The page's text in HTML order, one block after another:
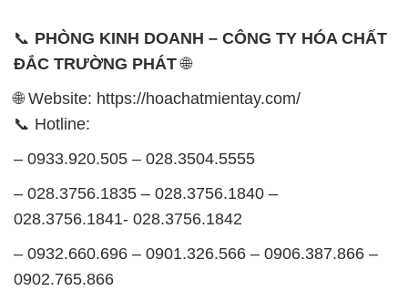
📞 PHÒNG KINH DOANH – CÔNG TY HÓA CHẤT
ĐẮC TRƯỜNG PHÁT🌐
🌐 Website: https://hoachatmientay.com/
📞 Hotline:
– 0933.920.505 – 028.3504.5555
– 028.3756.1835 – 028.3756.1840 –
028.3756.1841- 028.3756.1842
– 0932.660.696 – 0901.326.566 – 0906.387.866 –
0902.765.866